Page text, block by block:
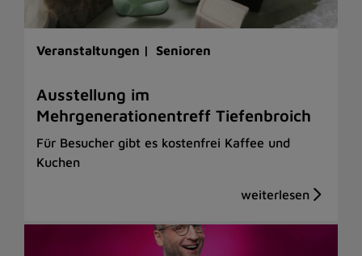
Veranstaltungen | Senioren
Ausstellung im
Mehrgenerationentreff Tiefenbroich
Für Besucher gibt es kostenfrei Kaffee und
Kuchen